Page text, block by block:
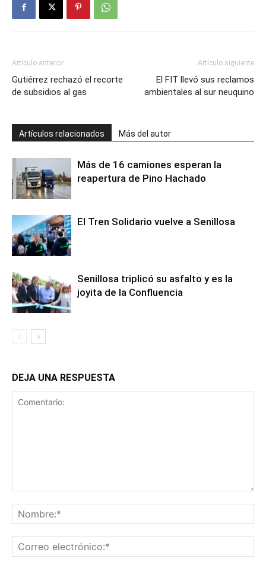
Artículo anterior
Gutiérrez rechazó el recorte
de subsidios al gas
Artículo siguiente
El FIT llevó sus reclamos
ambientales al sur neuquino
Artículos relacionados Más del autor
Más de 16 camiones esperan la
reapertura de Pino Hachado
El Tren Solidario vuelve a Senillosa
Senillosa triplicó su asfalto y es la
joyita de la Confluencia
DEJA UNA RESPUESTA